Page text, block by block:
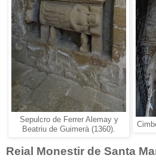
Sepulcro de Ferrer Alemay y
Beatriu de Guimerà (1360).
Reial Monestir de Santa